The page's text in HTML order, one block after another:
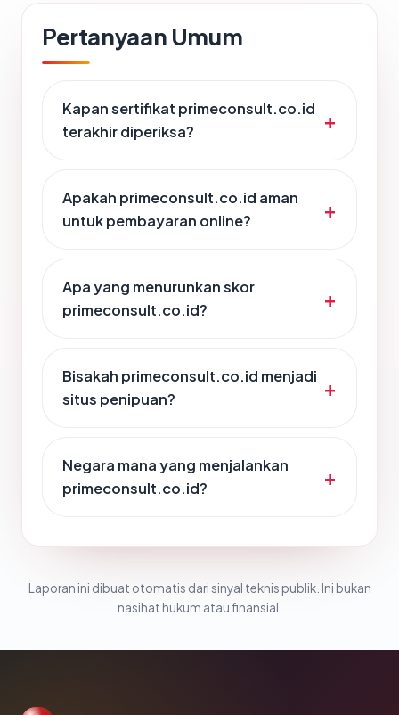
Pertanyaan Umum
Kapan sertifikat primeconsult.co.id
terakhir diperiksa?
Apakah primeconsult.co.id aman
untuk pembayaran online?
Apa yang menurunkan skor
primeconsult.co.id?
Bisakah primeconsult.co.id menjadi
situs penipuan?
Negara mana yang menjalankan
primeconsult.co.id?
Laporan ini dibuat otomatis dari sinyal teknis publik. Ini bukan
nasihat hukum atau finansial.